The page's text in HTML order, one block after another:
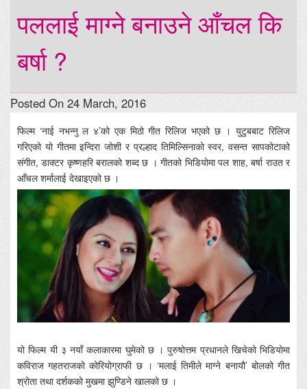
पललाई माग्ने बनाउने आँचल कि
बर्षा ?
Posted On 24 March, 2016
फिल्म ‘नाई नभन्नु ल ४’को एक मिठो गीत रिलिज भएको छ । युटुबबाट रिलिज
गरिएको यो गीतमा इन्दिरा जोशी र प्रल्हाद तिमिल्सिनाको स्वर, वसन्त सापकोटाको
संगीत, डाक्टर कृष्णहरि बरालको शब्द छ । गीतको भिडियोमा पल शाह, बर्षा राउत र
आँचल शर्मालाई देखाइएको छ ।
यो फिल्म यी ३ नयाँ कलाकारमा घुमेको छ । पुरुषोत्तम प्रधानले खिचेको भिडियोमा
कविराज गहतराजको कोरियोग्राफी छ । ‘मलाई तिमीले माग्ने बनायौ’ बोलको गीत
श्रोता तथा दर्शकको मुखमा झुण्डिने खालको छ ।